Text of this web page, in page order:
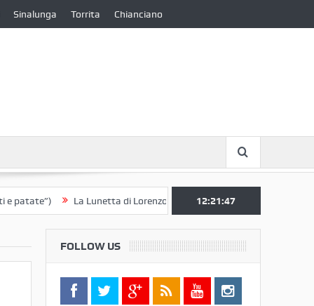
Sinalunga Torrita Chianciano
La Lunetta di Lorenzo Berrettini lascia il Convento di S. Chiara
12:21:47
FOLLOW US